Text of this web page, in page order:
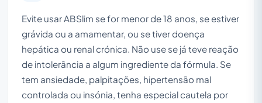
Evite usar ABSlim se for menor de 18 anos, se estiver
grávida ou a amamentar, ou se tiver doença
hepática ou renal crónica. Não use se já teve reação
de intolerância a algum ingrediente da fórmula. Se
tem ansiedade, palpitações, hipertensão mal
controlada ou insónia, tenha especial cautela por